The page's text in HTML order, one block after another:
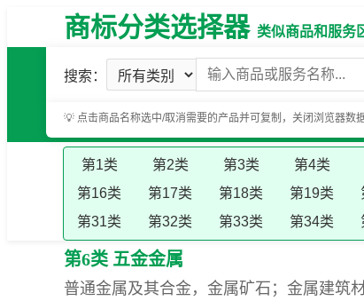
商标分类选择器类似商品和服务
搜索：
💡 点击商品名称选中/取消需要的产品并可复制，关闭浏览器数据
第1类 第2类 第3类 第4类
第16类
第17类 第18类 第19类
第31类
第32类 第33类 第34类
第6类 五金金属
普通金属及其合金，金属矿石；金属建筑